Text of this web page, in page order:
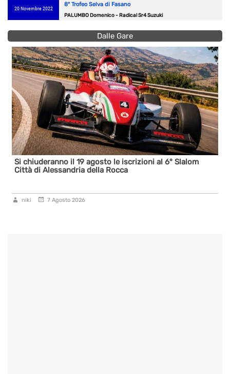
20 Novembre 2022
8° Trofeo Selva di Fasano
PALUMBO Domenico - Radical Sr4 Suzuki
Dalle Gare
Si chiuderanno il 19 agosto le iscrizioni al 6° Slalom
Città di Alessandria della Rocca
niki 7 Agosto 2026